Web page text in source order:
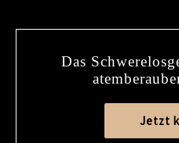
Das
Jetzt